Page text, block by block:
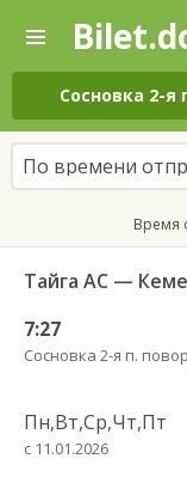
—
Поиск
и
покупка
билетов
на
автобус
онлайн
Сосновка 2-я
По времени
Время
Тайга АС —
7:27
Сосновка 2-я п.
Пн,Вт,Ср,Чт,Пт
с 11.01.2026